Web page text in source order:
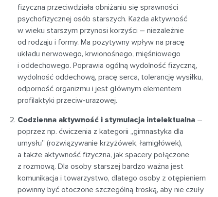
fizyczna przeciwdziała obniżaniu się sprawności
psychofizycznej osób starszych. Każda aktywność
w wieku starszym przynosi korzyści – niezależnie
od rodzaju i formy. Ma pozytywny wpływ na pracę
układu nerwowego, krwionośnego, mięśniowego
i oddechowego. Poprawia ogólną wydolność fizyczną,
wydolność oddechową, pracę serca, tolerancję wysiłku,
odporność organizmu i jest głównym elementem
profilaktyki przeciw-urazowej.
Codzienna aktywność i stymulacja intelektualna –
poprzez np. ćwiczenia z kategorii „gimnastyka dla
umysłu” (rozwiązywanie krzyżówek, łamigłówek),
a także aktywność fizyczna, jak spacery połączone
z rozmową. Dla osoby starszej bardzo ważna jest
komunikacja i towarzystwo, dlatego osoby z otępieniem
powinny być otoczone szczególną troską, aby nie czuły